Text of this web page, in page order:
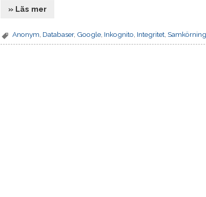
» Läs mer
Anonym, Databaser, Google, Inkognito, Integritet,Samkörning